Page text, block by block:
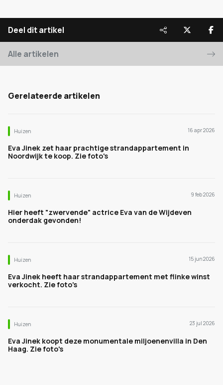
Deel dit artikel
Alle artikelen
Gerelateerde artikelen
Huizen 16 apr 2026
Eva Jinek zet haar prachtige strandappartement in
Noordwijk te koop. Zie foto's
Huizen 9 feb 2026
Hier heeft "zwervende" actrice Eva van de Wijdeven
onderdak gevonden!
Huizen 15 jun 2026
Eva Jinek heeft haar strandappartement met flinke winst
verkocht. Zie foto's
Huizen 23 jul 2026
Eva Jinek koopt deze monumentale miljoenenvilla in Den
Haag. Zie foto's